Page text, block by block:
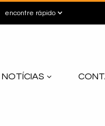
encontre rápido
NOTÍCIAS